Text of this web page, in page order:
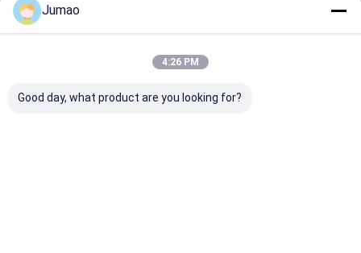
nous
nous
Site
Politique de confidentialité
Rights Reserved.
Jumao
4:26 PM
Good day, what product are you looking for?